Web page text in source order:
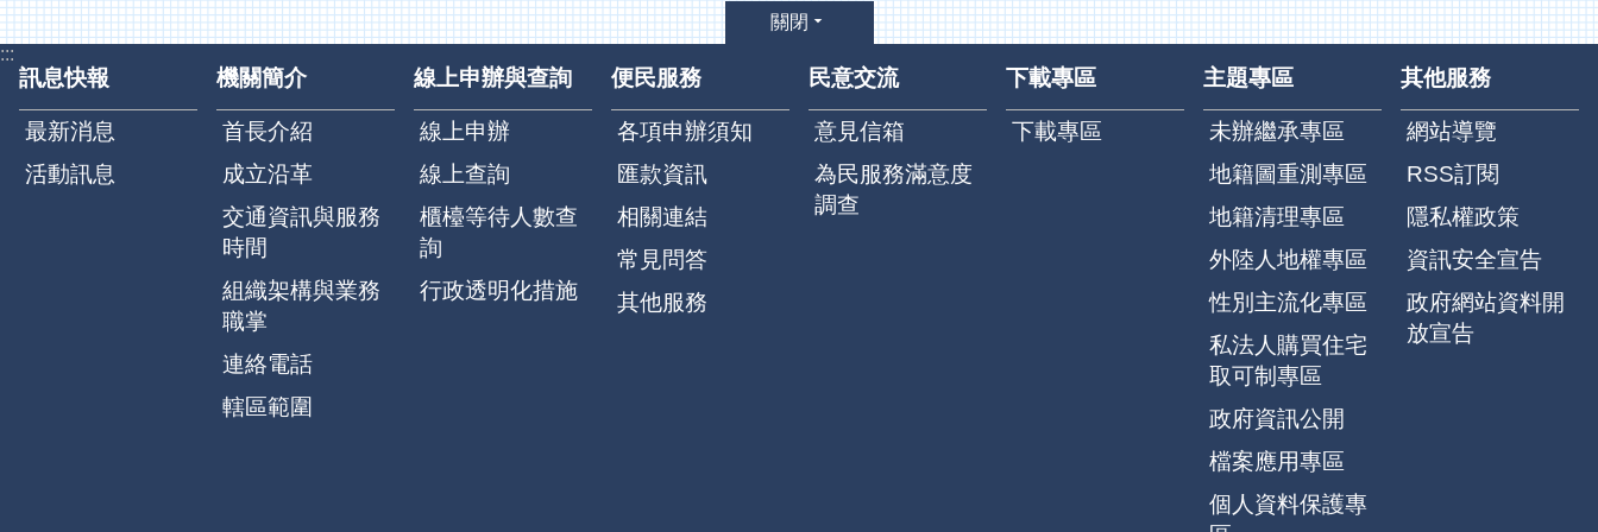
關閉
:::
訊息快報
最新消息
活動訊息
機關簡介
首長介紹
成立沿革
交通資訊與服務
時間
組織架構與業務
職掌
連絡電話
轄區範圍
線上申辦與查詢
線上申辦
線上查詢
櫃檯等待人數查
詢
行政透明化措施
便民服務
各項申辦須知
匯款資訊
相關連結
常見問答
其他服務
民意交流
意見信箱
為民服務滿意度
調查
下載專區
下載專區
主題專區
未辦繼承專區
地籍圖重測專區
地籍清理專區
外陸人地權專區
性別主流化專區
私法人購買住宅
取可制專區
政府資訊公開
檔案應用專區
個人資料保護專
其他服務
網站導覽
RSS訂閱
隱私權政策
資訊安全宣告
政府網站資料開
放宣告